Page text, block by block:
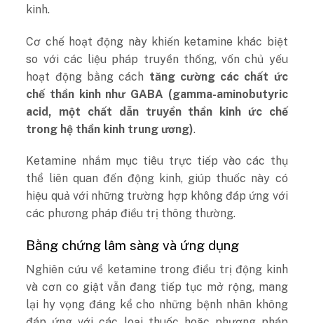
kinh.
Cơ chế hoạt động này khiến ketamine khác biệt
so với các liệu pháp truyền thống, vốn chủ yếu
hoạt động bằng cách tăng cường các chất ức
chế thần kinh như GABA (gamma-aminobutyric
acid, một chất dẫn truyền thần kinh ức chế
trong hệ thần kinh trung ương).
Ketamine nhắm mục tiêu trực tiếp vào các thụ
thể liên quan đến động kinh, giúp thuốc này có
hiệu quả với những trường hợp không đáp ứng với
các phương pháp điều trị thông thường.
Bằng chứng lâm sàng và ứng dụng
Nghiên cứu về ketamine trong điều trị động kinh
và cơn co giật vẫn đang tiếp tục mở rộng, mang
lại hy vọng đáng kể cho những bệnh nhân không